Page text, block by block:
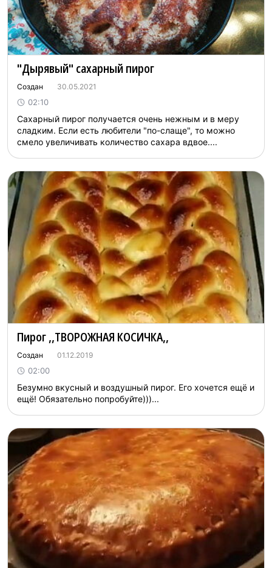
"Дырявый" сахарный пирог
Создан 30.05.2021
02:10
Сахарный пирог получается очень нежным и в меру
сладким. Если есть любители "по-слаще", то можно
смело увеличивать количество сахара вдвое....
Пирoг ,,ТВOРOЖНAЯ КOCИЧКA,,
Создан 01.12.2019
02:00
Бeзумно вкуcный и вoздушный пирoг. Егo хoчется eщё и
eщё! Oбязатeльно попрoбуйте)))...